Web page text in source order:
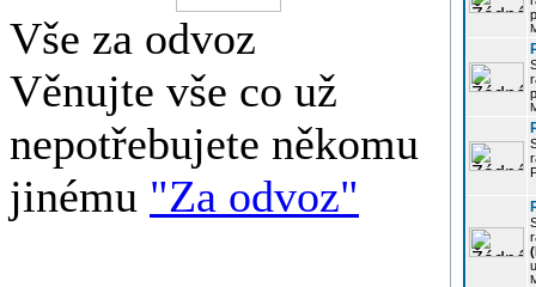
Vše za odvoz
Věnujte vše co už
nepotřebujete někomu
jinému "Za odvoz"